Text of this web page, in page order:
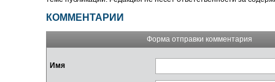
КОММЕНТАРИИ
Форма отправки комментария
Имя